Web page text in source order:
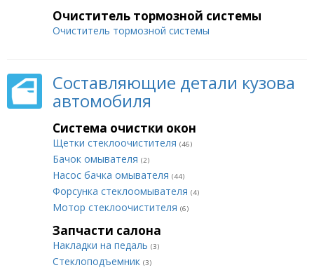
Очиститель тормозной системы
Очиститель тормозной системы
Составляющие детали кузова
автомобиля
Система очистки окон
Щетки стеклоочистителя (46)
Бачок омывателя (2)
Насос бачка омывателя (44)
Форсунка стеклоомывателя (4)
Мотор стеклоочистителя (6)
Запчасти салона
Накладки на педаль (3)
Стеклоподъемник (3)